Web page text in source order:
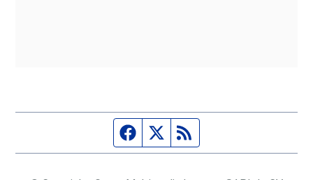
Página de Facebook
Fuente Twitter